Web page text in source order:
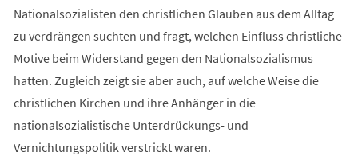
Nationalsozialisten den christlichen Glauben aus dem Alltag
zu verdrängen suchten und fragt, welchen Einfluss christliche
Motive beim Widerstand gegen den Nationalsozialismus
hatten. Zugleich zeigt sie aber auch, auf welche Weise die
christlichen Kirchen und ihre Anhänger in die
nationalsozialistische Unterdrückungs- und
Vernichtungspolitik verstrickt waren.